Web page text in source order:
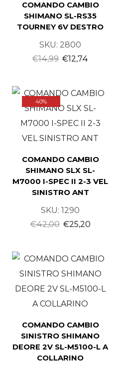
COMANDO CAMBIO
SHIMANO SL-RS35
TOURNEY 6V DESTRO
SKU: 2800
€14,99 €12,74
40%
COMANDO CAMBIO
SHIMANO SLX SL-
M7000 I-SPEC II 2-3 VEL
SINISTRO ANT
SKU: 1290
€42,00 €25,20
COMANDO CAMBIO
SINISTRO SHIMANO
DEORE 2V SL-M5100-L A
COLLARINO